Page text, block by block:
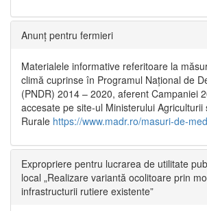
Anunț pentru fermieri
Materialele informative referitoare la
climă cuprinse în Programul Național de
(PNDR) 2014 – 2020, aferent Campaniei
accesate pe site-ul Ministerului Agriculturii
Rurale https://www.madr.ro/masuri-de-
Expropriere pentru lucrarea de utilitate
local „Realizare variantă ocolitoare prin
infrastructurii rutiere existente”